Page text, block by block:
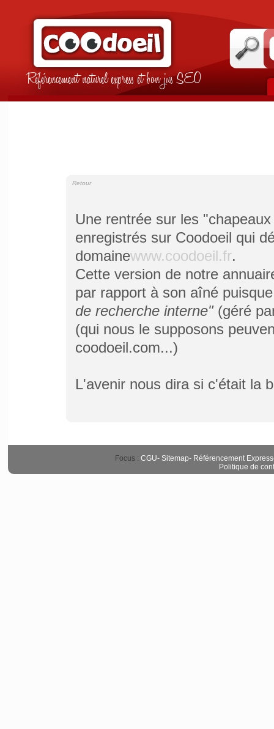
Référencement naturel express et bon jus SEO
Retour
Une rentrée sur les
enregistrés sur Coodoeil qui
domainewww.coodoeil.fr.
Cette version de notre
par rapport à son aîné
de recherche interne" (géré
(qui nous le supposons
coodoeil.com...)
L'avenir nous dira si c'était la
Focus : CGU- Sitemap- Référencement Express
Politique de